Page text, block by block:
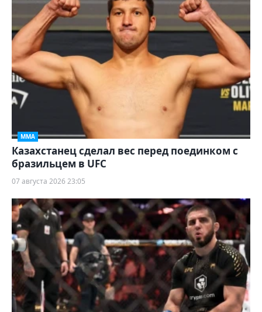
ММА
Казахстанец сделал вес перед поединком с
бразильцем в UFC
07 августа 2026 23:05